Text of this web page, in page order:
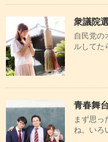
衆議院
自民党の
ルしてた
青春舞
まず思っ
ね。いろ